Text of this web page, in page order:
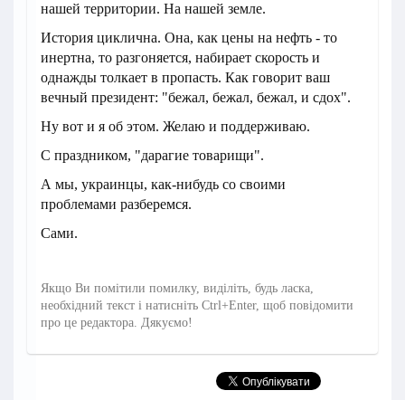
нашей территории. На нашей земле.
История циклична. Она, как цены на нефть - то
инертна, то разгоняется, набирает скорость и
однажды толкает в пропасть. Как говорит ваш
вечный президент: "бежал, бежал, бежал, и сдох".
Ну вот и я об этом. Желаю и поддерживаю.
С праздником, "дарагие товарищи".
А мы, украинцы, как-нибудь со своими
проблемами разберемся.
Сами.
Якщо Ви помітили помилку, виділіть, будь ласка,
необхідний текст і натисніть Ctrl+Enter, щоб повідомити
про це редактора. Дякуємо!